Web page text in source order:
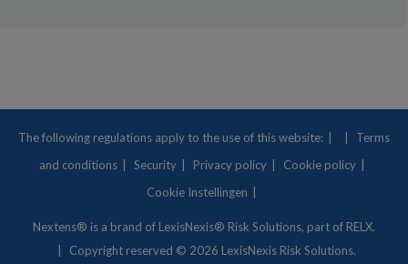
The following regulations apply to the use of this website:
Terms
and conditions
Security Privacy policy
Cookie policy
Cookie Instellingen
Nextens® is a brand of LexisNexis® Risk Solutions, part of RELX.
Copyrightreserved © 2026 LexisNexis Risk Solutions.